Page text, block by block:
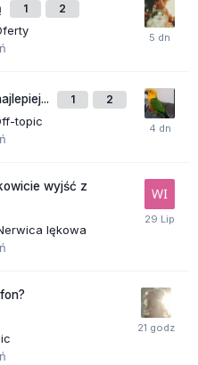
1 2
1 2
topic
wyjść z
lękowa